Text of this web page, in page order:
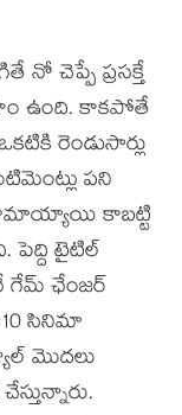
నో చెప్పే ప్రసక్తే
ఉంది. కాకపోతే
రెండుసార్లు
పని
కాబట్టి
టైటిల్
గేమ్ ఛేంజర్
10 సినిమా
మొదలు